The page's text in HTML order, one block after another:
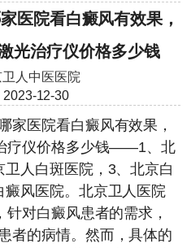
医院看白癜风有效果，
光治疗仪价格多少钱
人中医医院
12-30
医院看白癜风有效果，
疗仪价格多少钱——1、北
人白斑医院，3、北京白
风医院。北京卫人医院
对白癜风患者的需求，
者的病情。然而，具体的